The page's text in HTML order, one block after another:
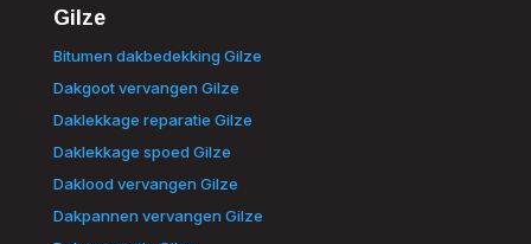
Gilze
Bitumen dakbedekking Gilze
Dakgoot vervangen Gilze
Daklekkage reparatie Gilze
Daklekkage spoed Gilze
Daklood vervangen Gilze
Dakpannen vervangen Gilze